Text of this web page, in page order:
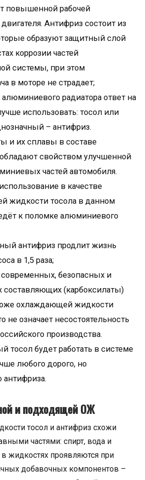
повышенной рабочей
Антифриз состоит из
образуют защитный слой
коррозии частей
системы, при этом
в моторе не страдает;
радиатора ответ на
использовать: тосол или
– антифриз.
и их сплавы в составе
свойством улучшенной
частей автомобиля.
в качестве
жидкости тосола в данном
к поломке алюминиевого
антифриз продлит жизнь
в 1,5 раза;
безопасных и
составляющих (карбоксилаты)
охлаждающей жидкости
не означает несостоятельность
производства.
тосол будет работать в системе
любого дорого, но
антифриза.
и подходящей ОЖ
тосол и антифриз схожи
частями: спирт, вода и
в жидкостях проявляются при
добавочных компонентов –